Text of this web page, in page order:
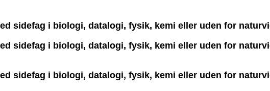
sidefag i biologi, datalogi, fysik, kemi eller uden for
sidefag i biologi, datalogi, fysik, kemi eller uden for
sidefag i biologi, datalogi, fysik, kemi eller uden for